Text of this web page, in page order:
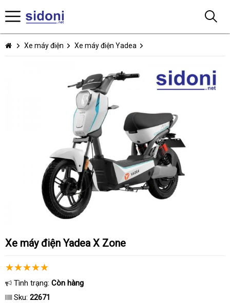
Xe máy điện Xe máy điện Yadea
Xe máy điện Yadea X Zone
Tình trạng: Còn hàng
Sku: 22671